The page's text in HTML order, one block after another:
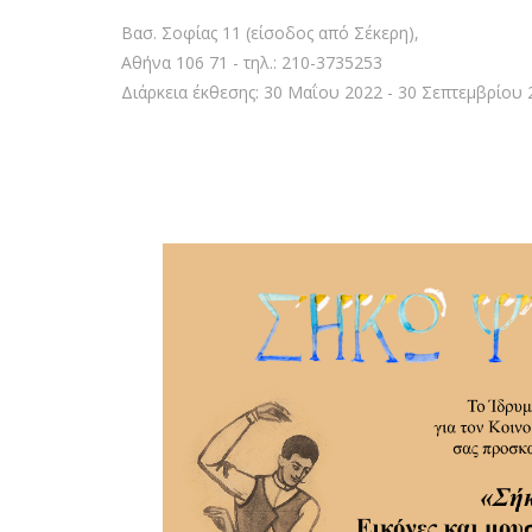
Βασ. Σοφίας 11 (είσοδος από Σέκερη),
Αθήνα 106 71 - τηλ.: 210-3735253
Διάρκεια έκθεσης: 30 Μαΐου 2022 - 30 Σεπτεμβρίου